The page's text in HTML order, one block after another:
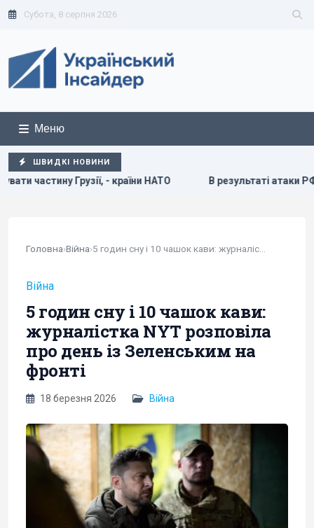
Субота, 8 серпня 2026
Меню
ШВИДКІ НОВИНИ
В результаті атаки РФ знищено найбільший склад
Головна›Війна›
Війна
5 годин сну і 10 чашок кави:
журналістка NYT розповіла
про день із Зеленським на
фронті
18 березня 2026 Війна